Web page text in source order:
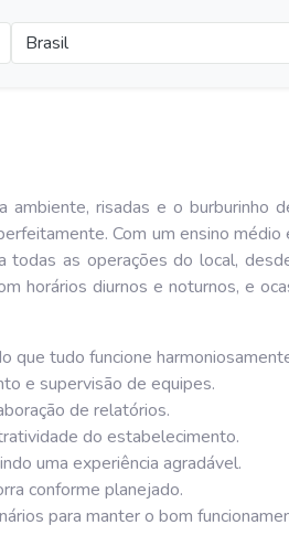
Brasil
risadas e o burburinho
Com um ensino
as operações do local,
horários diurnos e noturnos, e
que tudo funcione
e supervisão de equipes.
de relatórios.
do estabelecimento.
uma experiência agradável.
conforme planejado.
para manter o bom